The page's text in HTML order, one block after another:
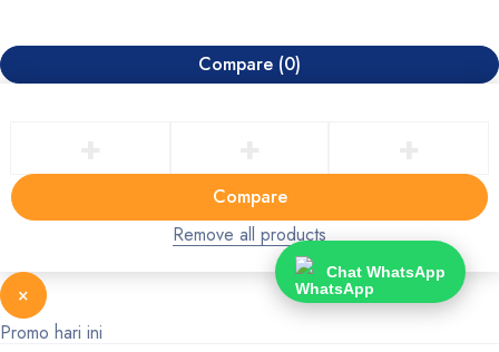
Compare (0)
Compare
Remove all products
×
Promo hari ini
Chat WhatsApp